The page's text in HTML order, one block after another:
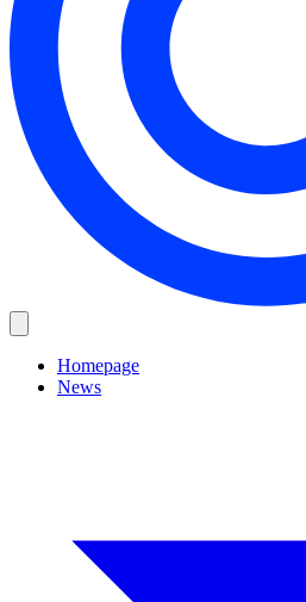
Homepage
News